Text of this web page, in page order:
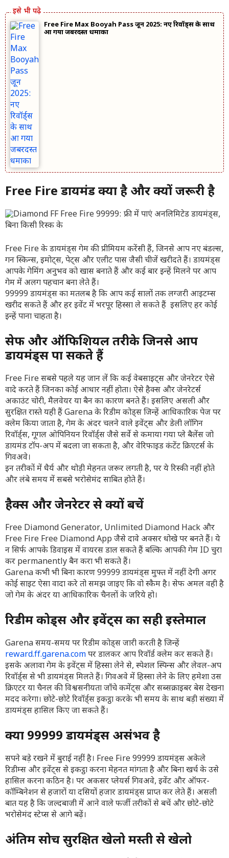
Free Fire Max Booyah Pass जून 2025: नए रिवॉर्ड्स के साथ
आ गया जबरदस्त धमाका
Free Fire डायमंड क्या है और क्यों जरूरी है
Free Fire के डायमंड्स गेम की प्रीमियम करेंसी हैं, जिनसे आप नए बंडल्स,
गन स्किन्स, इमोट्स, पेट्स और एलीट पास जैसी चीजें खरीदते हैं। डायमंड्स
आपके गेमिंग अनुभव को खास बनाते हैं और कई बार इन्हें मिलने पर आप
गेम में अलग पहचान बना लेते हैं।
99999 डायमंड्स का मतलब है कि आप कई सालों तक लग्जरी आइटम्स
खरीद सकते हैं और हर इवेंट में भरपूर हिस्सा ले सकते हैं इसलिए हर कोई
इन्हें पाना चाहता है।
सेफ और ऑफिशियल तरीके जिनसे आप
डायमंड्स पा सकते हैं
Free Fire सबसे पहले यह जान लें कि कई वेबसाइट्स और जेनरेटर ऐसे
वादे करते हैं जिनका कोई आधार नहीं होता। ऐसे हैक्स और जेनरेटर्स
अकाउंट चोरी, मैलवेयर या बैन का कारण बनते हैं। इसलिए असली और
सुरक्षित रास्ते यही हैं Garena के रिडीम कोड्स जिन्हें आधिकारिक पेज पर
क्लेम किया जाता है, गेम के अंदर चलने वाले इवेंट्स और डेली लॉगिन
रिवॉर्ड्स, गूगल ओपिनियन रिवॉर्ड्स जैसे सर्वे से कमाया गया प्ले बैलेंस जो
डायमंड टॉप-अप में बदला जा सकता है, और वेरिफाइड कंटेंट क्रिएटर्स के
गिवअवे।
इन तरीकों में धैर्य और थोड़ी मेहनत जरूर लगती है, पर ये रिस्की नहीं होते
और लंबे समय में सबसे भरोसेमंद साबित होते हैं।
हैक्स और जेनरेटर से क्यों बचें
Free Diamond Generator, Unlimited Diamond Hack और
Free Fire Free Diamond App जैसे दावे अक्सर धोखे पर बनते हैं। ये
न सिर्फ आपके डिवाइस में वायरस डाल सकते हैं बल्कि आपकी गेम ID चुरा
कर permanently बैन करा भी सकते हैं।
Garena कभी भी बिना कारण 99999 डायमंड्स मुफ्त में नहीं देगी अगर
कोई साइट ऐसा वादा करे तो समझ जाइए कि वो स्कैम है। सेफ अमल वही है
जो गेम के अंदर या आधिकारिक चैनलों के जरिये हो।
रिडीम कोड्स और इवेंट्स का सही इस्तेमाल
Garena समय-समय पर रिडीम कोड्स जारी करती है जिन्हें
reward.ff.garena.comपर डालकर आप रिवॉर्ड क्लेम कर सकते हैं।
इसके अलावा गेम के इवेंट्स में हिस्सा लेने से, स्पेशल स्पिन्स और लेवल-अप
रिवॉर्ड्स से भी डायमंड्स मिलते हैं। गिवअवे में हिस्सा लेने के लिए हमेशा उस
क्रिएटर या चैनल की विश्वसनीयता जाँचे कमेंट्स और सब्सक्राइबर बेस देखना
मदद करेगा। छोटे-छोटे रिवॉर्ड्स इकट्ठा करके भी समय के साथ बड़ी संख्या में
डायमंड्स हासिल किए जा सकते हैं।
क्या 99999 डायमंड्स असंभव है
सपने बड़े रखने में बुराई नहीं है। Free Fire 99999 डायमंड्स अकेले
रिडीम्स और इवेंट्स से इकट्ठा करना मेहनत मांगता है और बिना खर्च के उसे
हासिल करना कठिन है। पर अकसर प्लेयर्स गिवअवे, इवेंट और ऑफर-
कॉम्बिनेशन से हजारों या दसियों हजार डायमंड्स प्राप्त कर लेते हैं। असली
बात यह है कि जल्दबाजी में आने वाले फर्जी तरीकों से बचें और छोटे-छोटे
भरोसेमंद स्टेप्स से आगे बढ़ें।
अंतिम सोच सुरक्षित खेलो मस्ती से खेलो